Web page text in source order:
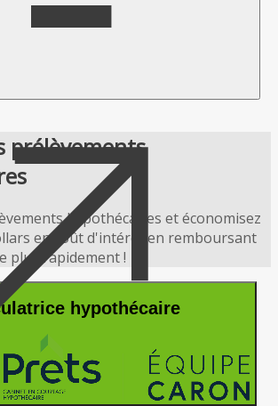
prélèvements
hypothécaires et économisez
en coût d'intérêt en remboursant
plus rapidement !
hypothécaire